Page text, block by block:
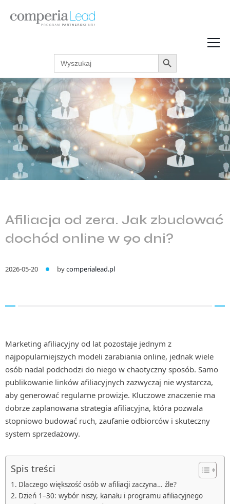
Strefa Wiedzy
Podcasty
Zarabiaj w internecie
Akcje promocyjne
Regulaminy
Search
for:
Search Button
Afiliacja od zera. Jak zbudować
dochód online w 90 dni?
2026-05-20 bycomperialead.pl
Marketing afiliacyjny od lat pozostaje jednym z
najpopularniejszych modeli zarabiania online, jednak wiele
osób nadal podchodzi do niego w chaotyczny sposób. Samo
publikowanie linków afiliacyjnych zazwyczaj nie wystarcza,
aby generować regularne prowizje. Kluczowe znaczenie ma
dobrze zaplanowana strategia afiliacyjna, która pozwala
stopniowo budować ruch, zaufanie odbiorców i skuteczny
system sprzedażowy.
Spis treści
Dlaczego większość osób w afiliacji zaczyna… źle?
Dzień 1–30: wybór niszy, kanału i programu afiliacyjnego